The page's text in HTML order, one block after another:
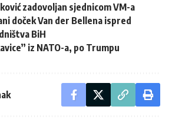
zadovoljan sjednicom VM-a
doček Van der Bellena ispred
BiH
iz NATO-a, po Trumpu